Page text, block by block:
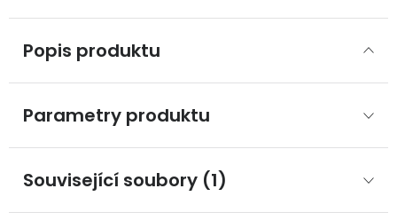
Popis produktu
Parametry produktu
Související soubory (1)